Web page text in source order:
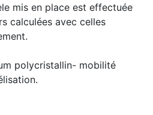
mis en place est effectuée
calculées avec celles
polycristallin- mobilité